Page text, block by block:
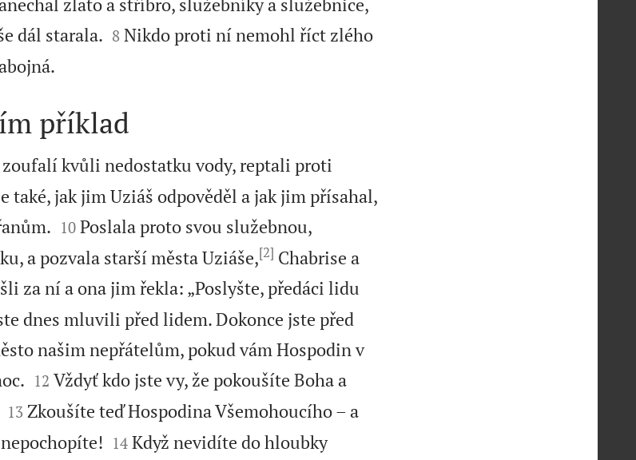
zlato a stříbro, služebníky a služebnice,
dál starala.
8 Nikdo proti ní nemohl říct zlého

příklad
kvůli nedostatku vody, reptali proti
také, jak jim Uziáš odpověděl a jak jim přísahal,

10 Poslala proto svou služebnou,
a pozvala starší města Uziáše,[2] Chabrise a
za ní a ona jim řekla: „Poslyšte, předáci lidu
dnes mluvili před lidem. Dokonce jste před
našim nepřátelům, pokud vám Hospodin v

12 Vždyť kdo jste vy, že pokoušíte Boha a

13 Zkoušíte teď Hospodina Všemohoucího – a

14 Když nevidíte do hloubky